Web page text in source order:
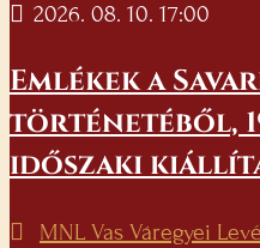
2026. 08. 10. 17:00
Emlékek a
történetéből,
időszaki
MNL Vas Váregyei